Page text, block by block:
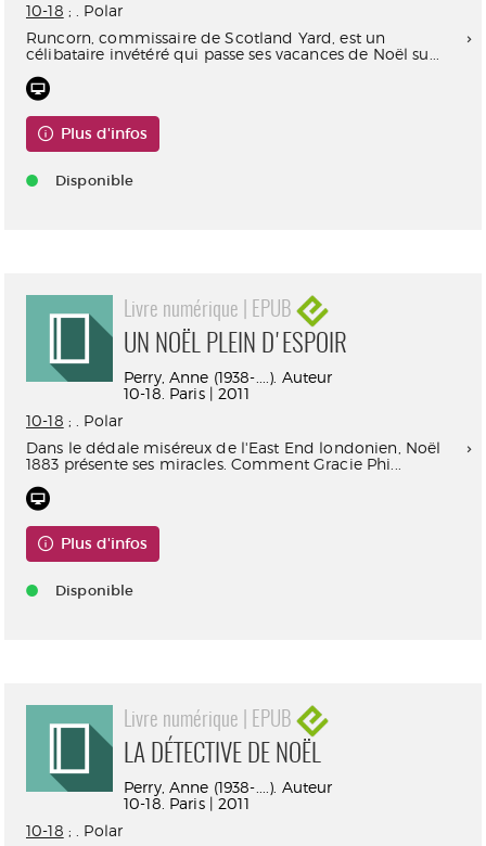
10-18 ; . Polar
Runcorn, commissaire de Scotland Yard, est un
célibataire invétéré qui passe ses vacances de Noël su...
Plus d'infos
Disponible
Livre numérique | EPUB
UN NOËL PLEIN D'ESPOIR
Perry, Anne (1938-....). Auteur
10-18. Paris | 2011
10-18 ; . Polar
Dans le dédale miséreux de l'East End londonien, Noël
1883 présente ses miracles. Comment Gracie Phi...
Plus d'infos
Disponible
Livre numérique | EPUB
LA DÉTECTIVE DE NOËL
Perry, Anne (1938-....). Auteur
10-18. Paris | 2011
10-18 ; . Polar